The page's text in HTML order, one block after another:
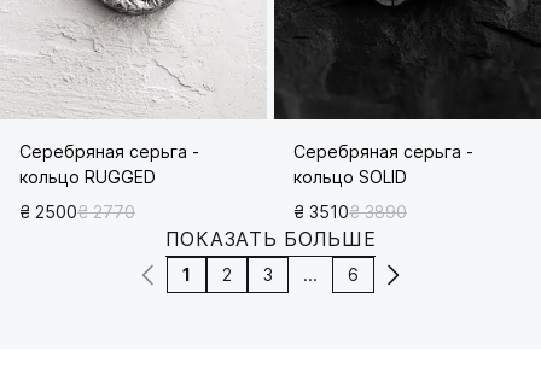
Серебряная серьга -
кольцо RUGGED
₴ 2500₴ 2770
Серебряная серьга -
кольцо SOLID
₴ 3510₴ 3890
ПОКАЗАТЬ БОЛЬШЕ
1 2 3 ... 6